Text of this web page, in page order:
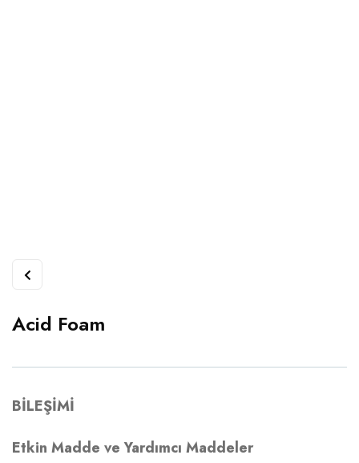
Acid Foam
BİLEŞİMİ
Etkin Madde ve Yardımcı Maddeler